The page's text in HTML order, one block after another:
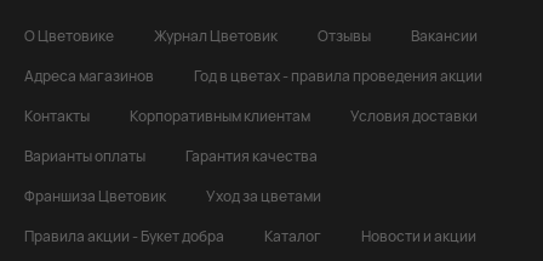
О Цветовике Журнал Цветовик Отзывы
Вакансии
Адреса магазинов
Год в цветах - правила проведения акции
Контакты
Корпоративным клиентам
Условия доставки
Варианты оплаты
Гарантия качества
Франшиза Цветовик
Уход за цветами
Правила акции - Букет добра
Каталог Новости и акции